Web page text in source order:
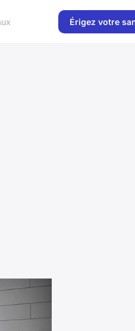
Érigez votre